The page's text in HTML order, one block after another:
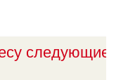
следующие